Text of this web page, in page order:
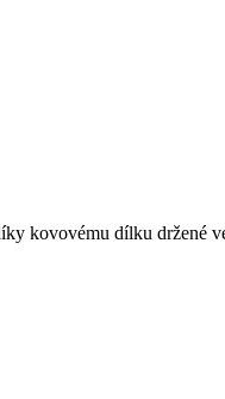
kovovému dílku držené